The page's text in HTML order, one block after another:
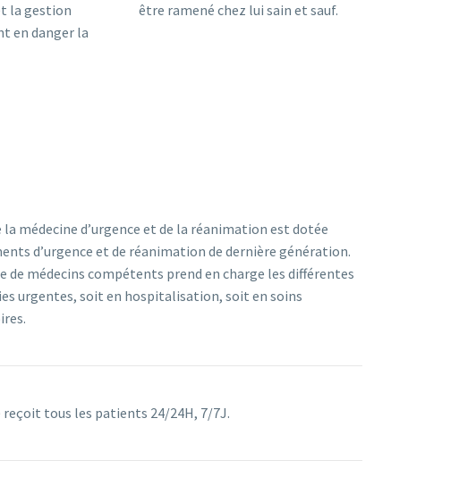
la gestion
en danger la
être ramené chez lui sain et sauf.
la médecine d’urgence et de la réanimation est dotée
d’urgence et de réanimation de dernière génération.
de médecins compétents prend en charge les différentes
urgentes, soit en hospitalisation, soit en soins
reçoit tous les patients 24/24H, 7/7J.